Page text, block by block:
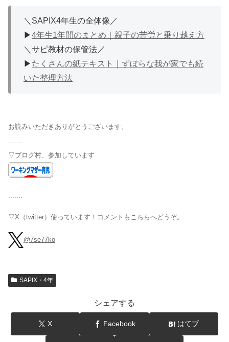
＼SAPIX4年生の全体像／
▶4年生1年間のまとめ｜親子の苦労と乗り越え方
＼サピ教材の保管法／
▶ たくさんの紙テキスト｜ずぼらな我が家でも続
いた整理方法
お読みいただきありがとうございます。
.......
▽ブログ村、参加しています
.......
▽X（twitter）使っています！コメントもこちらへどうぞ。
@7se77ko
SAPIX・4年
シェアする
X Facebook はてブ